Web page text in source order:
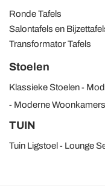
Ronde Tafels
Salontafels en
Transformator Tafels
Stoelen
Klassieke Stoelen
Moderne
TUIN
Tuin Ligstoel Lounge